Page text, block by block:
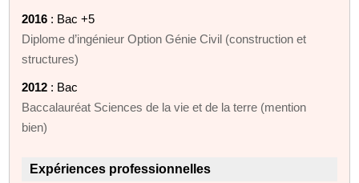
2016 : Bac +5
Diplome d’ingénieur Option Génie Civil (construction et
structures)
2012 : Bac
Baccalauréat Sciences de la vie et de la terre (mention
bien)
Expériences professionnelles